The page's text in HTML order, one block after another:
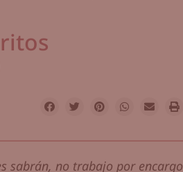
sabrán, no trabajo por encargo